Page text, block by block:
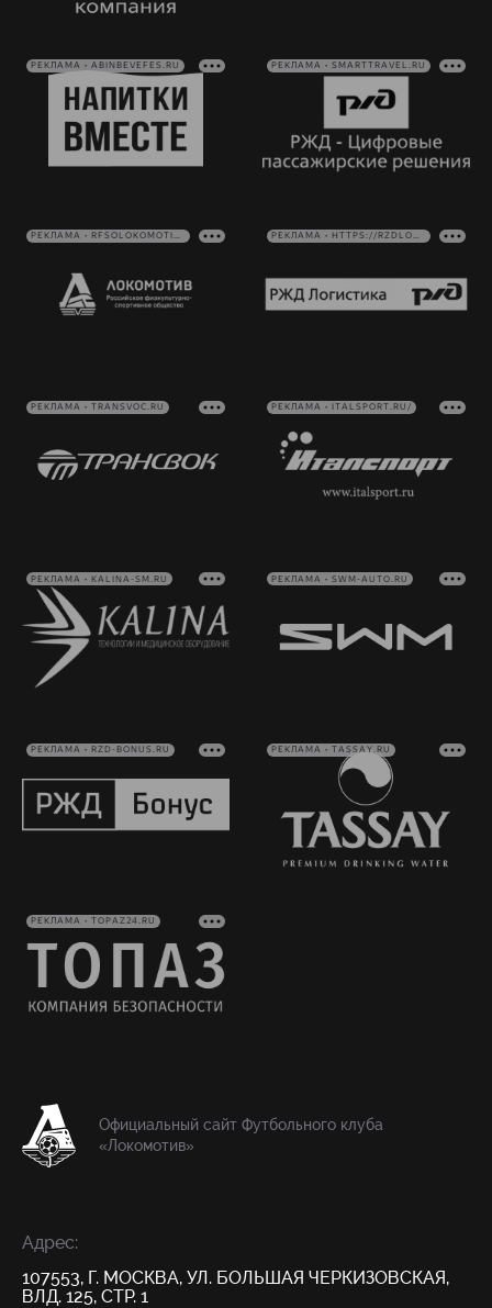
РЕКЛАМА • ABINBEVEFES.RU РЕКЛАМА • SMARTTRAVEL.RU
РЕКЛАМА • RFSOLOKOMOTIV.RU РЕКЛАМА • HTTPS://RZDLOG.RU/
РЕКЛАМА • TRANSVOC.RU РЕКЛАМА • ITALSPORT.RU/
РЕКЛАМА • KALINA-SM.RU РЕКЛАМА • SWM-AUTO.RU
РЕКЛАМА • RZD-BONUS.RU РЕКЛАМА • TASSAY.RU
РЕКЛАМА • TOPAZ24.RU
Официальный сайт Футбольного клуба
«Локомотив»
Адрес:
107553, Г. МОСКВА, УЛ. БОЛЬШАЯ ЧЕРКИЗОВСКАЯ,
ВЛД. 125, СТР. 1